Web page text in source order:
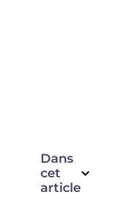
Dans
cet
article